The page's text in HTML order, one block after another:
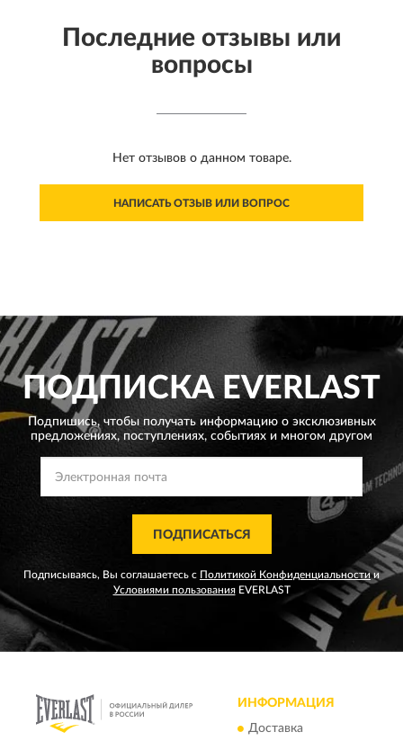
Последние отзывы или
вопросы
Нет отзывов о данном товаре.
НАПИСАТЬ ОТЗЫВ ИЛИ ВОПРОС
ПОДПИСКАEVERLAST
Подпишись, чтобы получать информацию о эксклюзивных
предложениях, поступлениях, событиях и многом другом
ПОДПИСАТЬСЯ
Подписываясь, Вы соглашаетесь с Политикой Конфиденциальности и
Условиями пользованияEVERLAST
ИНФОРМАЦИЯ
Доставка